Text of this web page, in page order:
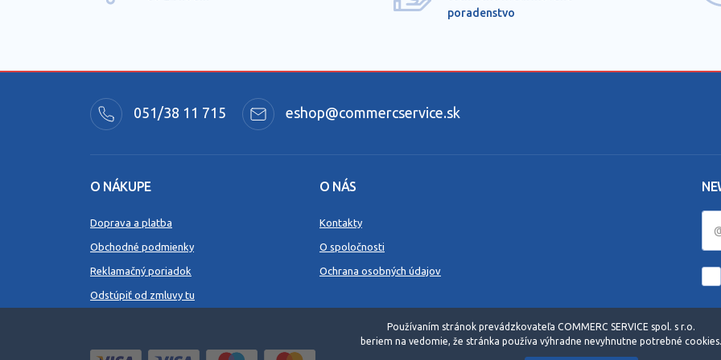
poradenstvo
051/38 11 715 eshop@commercservice.sk
O NÁKUPE
Doprava a platba
Obchodné podmienky
Reklamačný poriadok
Odstúpiť od zmluvy tu
O NÁS
Kontakty
O spoločnosti
Ochrana osobných údajov
Používaním stránok prevádzkovateľa COMMERC SERVICE spol. s r.o.
beriem na vedomie, že stránka používa výhradne nevyhnutne potrebné cookies.